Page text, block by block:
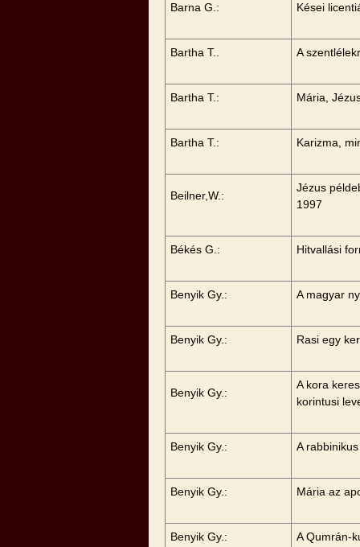
Barna G.: Kései
Bartha T.. A
Bartha T.: Mária,
Bartha T.: Karizma,
Beilner,W.:
Jézus
1997
Békés G.: Hitvallási
Benyik Gy.: A magyar
Benyik Gy.: Rasi egy
Benyik Gy.:
A kora
korintusi
Benyik Gy.: A
Benyik Gy.: Mária az
Benyik Gy.: A Qumrán-